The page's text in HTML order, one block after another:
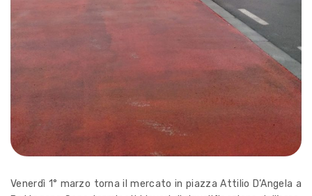
Venerdì 1° marzo torna il mercato in piazza Attilio D’Angela a